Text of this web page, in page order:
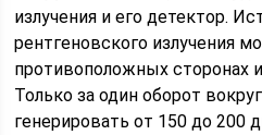
излучения и его детектор.
рентгеновского излучения
противоположных сторонах
Только за один оборот
генерировать от 150 до